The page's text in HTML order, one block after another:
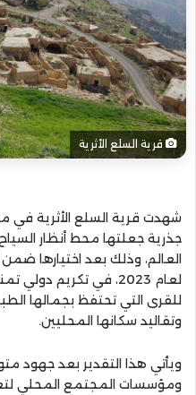
قرية السلع الأثرية
شهدت قرية السلع الأثرية في
جذرية جعلتها محط أنظار
العالم، وذلك بعد اختيارها
لعام 2023، في تكريم
للقرى التي تحتفظ بجمالها
وتقاليد سكانها المحليين.
ويأتي هذا التقدير بعد جهود
ومؤسسات المجتمع المحلي